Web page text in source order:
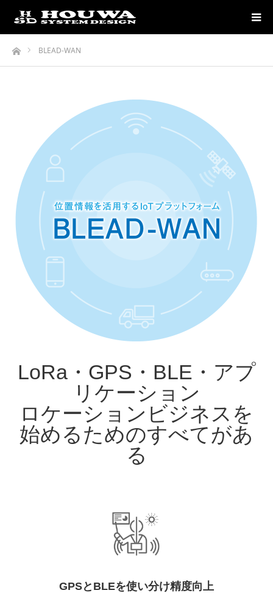
ホームBLEAD-WAN
LoRa・GPS・BLE・アプ
リケーション
ロケーションビジネスを
始めるためのすべてがあ
る
GPSとBLEを使い分け精度向上